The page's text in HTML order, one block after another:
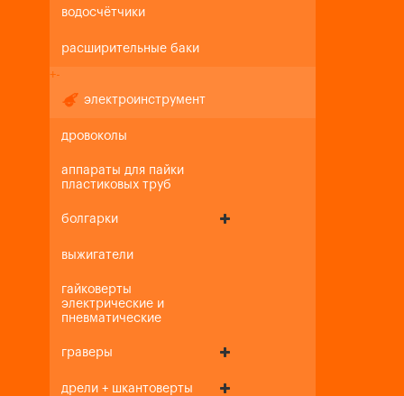
водосчётчики
расширительные баки
+-
электроинструмент
дровоколы
аппараты для пайки
пластиковых труб
болгарки
выжигатели
гайковерты
электрические и
пневматические
граверы
дрели + шкантоверты